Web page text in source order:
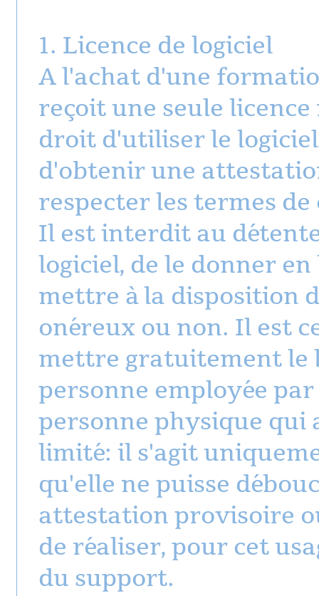
1. Licence de logiciel
A l'achat d'une
reçoit une seule
droit d'utiliser le
d'obtenir une
respecter les termes
Il est interdit au
logiciel, de le donner
mettre à la disposition
onéreux ou non. Il est
mettre gratuitement le
personne employée
personne physique qui
limité: il s'agit
qu'elle ne puisse
attestation provisoire
de réaliser, pour cet
du support.